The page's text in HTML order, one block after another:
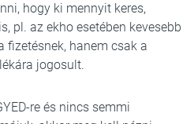
hogy ki mennyit keres,
pl. az ekho esetében kevesebb
fizetésnek, hanem csak a
jogosult.
re és nincs semmi